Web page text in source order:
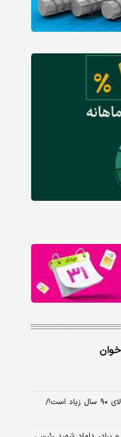
روحانی اصلاح طلب: ‌لیست مسئولان موثر بالای ۹۰ سال زیاد است!/